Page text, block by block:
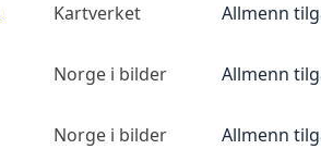
Kartverket Allmenn
Norge i bilder Allmenn
Norge i bilder Allmenn